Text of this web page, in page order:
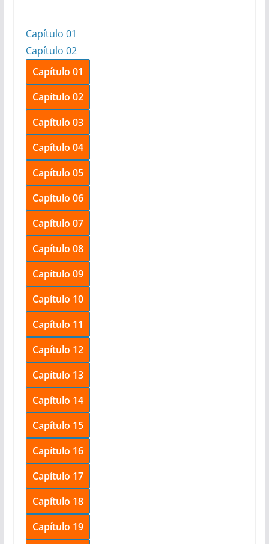
Capítulo 01
Capítulo 02
Capítulo 01
Capítulo 02
Capítulo 03
Capítulo 04
Capítulo 05
Capítulo 06
Capítulo 07
Capítulo 08
Capítulo 09
Capítulo 10
Capítulo 11
Capítulo 12
Capítulo 13
Capítulo 14
Capítulo 15
Capítulo 16
Capítulo 17
Capítulo 18
Capítulo 19